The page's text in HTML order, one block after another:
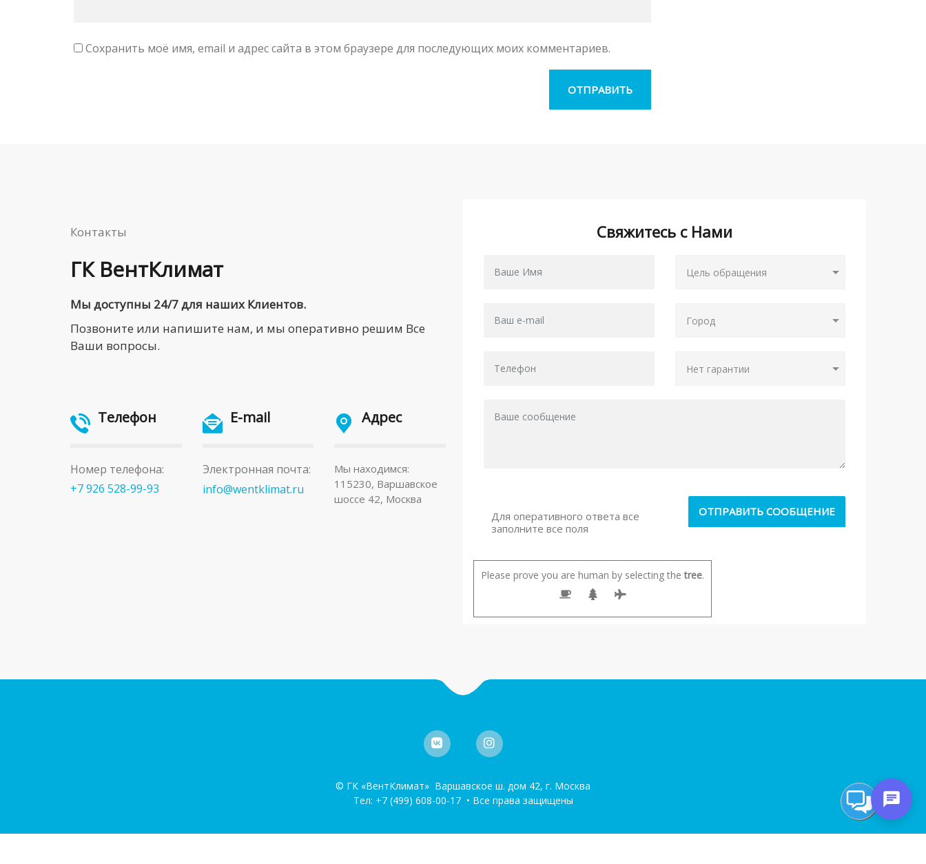
Сохранить моё имя, email и адрес сайта в этом браузере для последующих моих комментариев.
Контакты
ГК ВентКлимат
Мы доступны 24/7 для наших Клиентов.
Позвоните или напишите нам, и мы оперативно решим Все
Ваши вопросы.
Телефон
Номер телефона:
+7 926 528-99-93
E-mail
Электронная почта:
info@wentklimat.ru
Адрес
Мы находимся:
115230, Варшавское
шоссе 42, Москва
Свяжитесь с Нами
Для оперативного ответа все
заполните все поля
Please prove you are human by selecting the tree.
© ГК «ВентКлимат» Варшавское ш. дом 42, г. Москва
Тел: +7 (499) 608-00-17• Все права защищены